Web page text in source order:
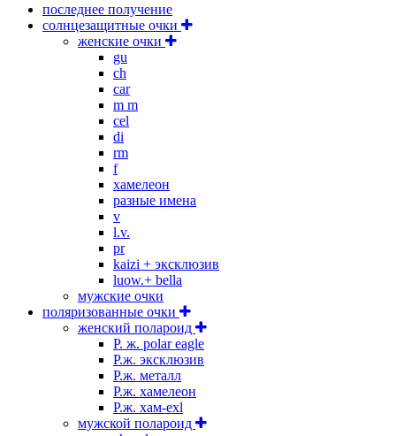
последнее получение
солнцезащитные очки
женские очки
gu
ch
car
m m
cel
di
rm
f
хамелеон
разные имена
v
l.v.
pr
kaizi + эксклюзив
luow.+ bella
мужские очки
поляризованные очки
женский полароид
P. ж. polar eagle
P.ж. эксклюзив
Р.ж. металл
P.ж. хамелеон
Р.ж. хам-exl
мужской полароид